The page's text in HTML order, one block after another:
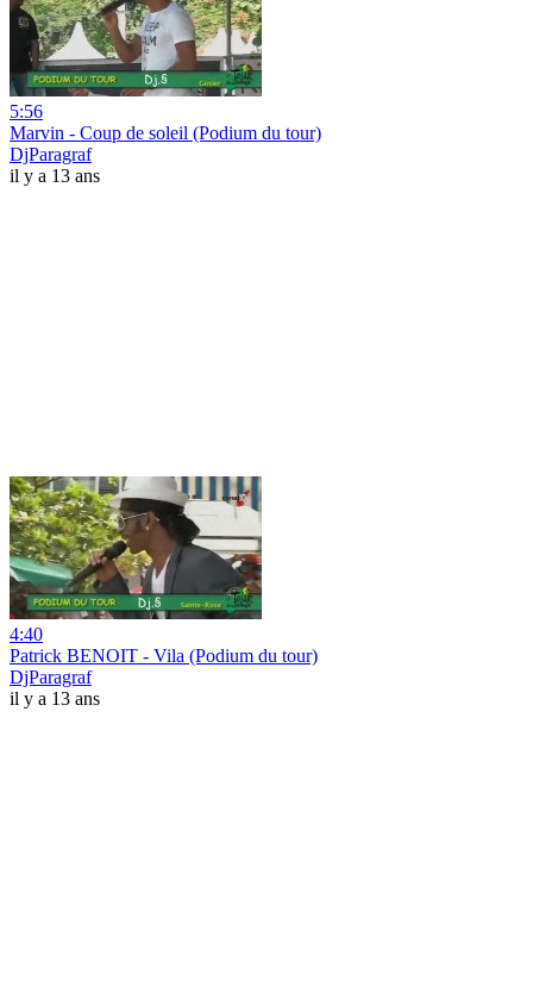
5:56
Marvin - Coup de soleil (Podium du tour)
DjParagraf
il y a 13 ans
4:40
Patrick BENOIT - Vila (Podium du tour)
DjParagraf
il y a 13 ans